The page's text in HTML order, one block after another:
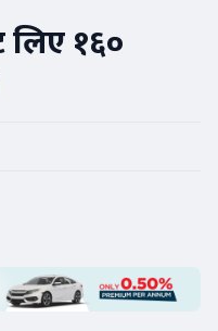
लिए १६०